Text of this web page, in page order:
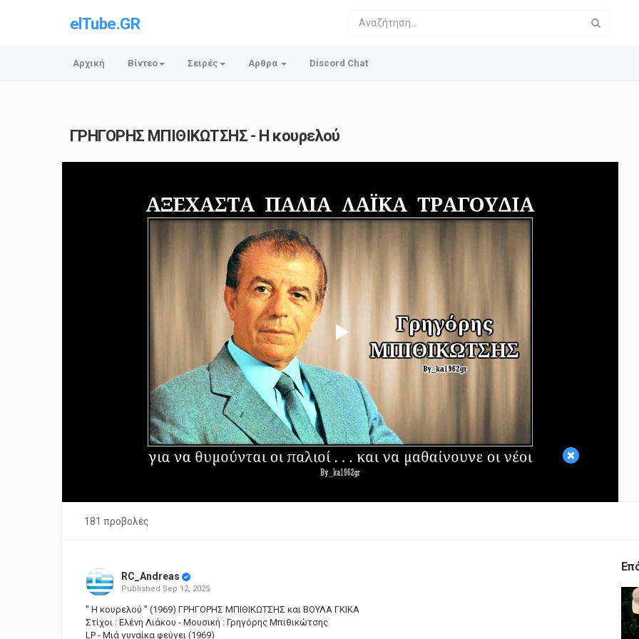
elTube.GR
Αρχική Βίντεο Σειρές Αρθρα Discord Chat
ΓΡΗΓΟΡΗΣ ΜΠΙΘΙΚΩΤΣΗΣ - Η κουρελού
×
Play
Video
181 προβολές
RC_Andreas
Published Sep 12, 2025
'' Η κουρελού '' (1969) ΓΡΗΓΟΡΗΣ ΜΠΙΘΙΚΩΤΣΗΣ και ΒΟΥΛΑ ΓΚΙΚΑ
Στίχοι : Ελένη Λιάκου - Μουσική : Γρηγόρης Μπιθικώτσης
LP - Μιά γυναίκα φεύγει (1969)